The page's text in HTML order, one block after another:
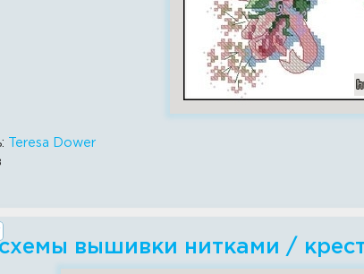
Teresa Dower
вышивки нитками /